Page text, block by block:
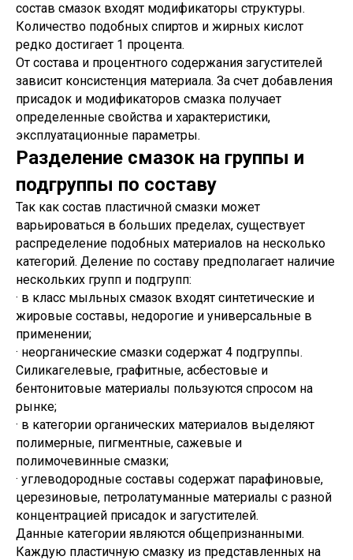
состав смазок входят модификаторы структуры.
Количество подобных спиртов и жирных кислот
редко достигает 1 процента.
От состава и процентного содержания загустителей
зависит консистенция материала. За счет добавления
присадок и модификаторов смазка получает
определенные свойства и характеристики,
эксплуатационные параметры.
Разделение смазок на группы и
подгруппы по составу
Так как состав пластичной смазки может
варьироваться в больших пределах, существует
распределение подобных материалов на несколько
категорий. Деление по составу предполагает наличие
нескольких групп и подгрупп:
· в класс мыльных смазок входят синтетические и
жировые составы, недорогие и универсальные в
применении;
· неорганические смазки содержат 4 подгруппы.
Силикагелевые, графитные, асбестовые и
бентонитовые материалы пользуются спросом на
рынке;
· в категории органических материалов выделяют
полимерные, пигментные, сажевые и
полимочевинные смазки;
· углеводородные составы содержат парафиновые,
церезиновые, петролатуманные материалы с разной
концентрацией присадок и загустителей.
Данные категории являются общепризнанными.
Каждую пластичную смазку из представленных на
contact@rt-oil.com
Санкт-Петербург, ш.Революции,
д.69, лит.А, пом.22-Н, офис 310
+7 (812) 448-86-36
Аналоги
Оплата и доставка
Гарантии
Сертификаты
О компании
Новости
Отзывы
Гидравлические масла
Моторные масла
Гидротрансмиссионные
масла
Смазочно-охлаждающие
Смазка
Аккумуляторы
Политика RT-OIL в отношении конфиденциальности
обработки персональных данных
Предложение на сайте
Заказать звонок
© 2026 Все права защищены
Карта сайта
Вакансии